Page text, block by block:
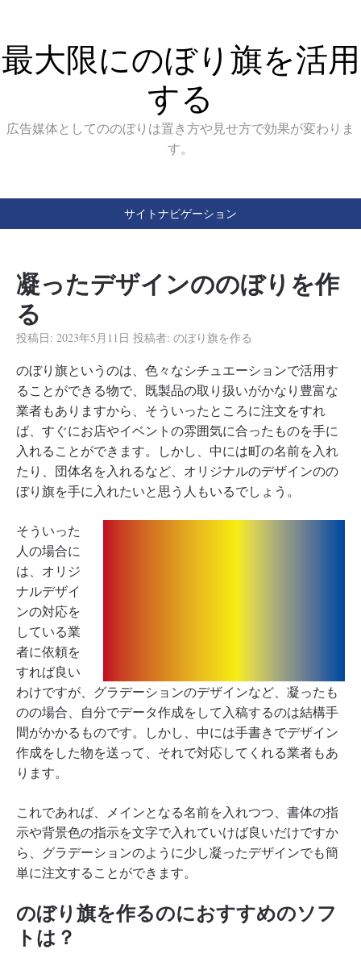
最大限にのぼり旗を活用
する
広告媒体としてののぼりは置き方や見せ方で効果が変わりま
す。
サイトナビゲーション
凝ったデザインののぼりを作
る
投稿日: 2023年5月11日 投稿者: のぼり旗を作る
のぼり旗というのは、色々なシチュエーションで活用す
ることができる物で、既製品の取り扱いがかなり豊富な
業者もありますから、そういったところに注文をすれ
ば、すぐにお店やイベントの雰囲気に合ったものを手に
入れることができます。しかし、中には町の名前を入れ
たり、団体名を入れるなど、オリジナルのデザインのの
ぼり旗を手に入れたいと思う人もいるでしょう。
そういった
人の場合に
は、オリジ
ナルデザイ
ンの対応を
している業
者に依頼を
すれば良い
わけですが、グラデーションのデザインなど、凝ったも
のの場合、自分でデータ作成をして入稿するのは結構手
間がかかるものです。しかし、中には手書きでデザイン
作成をした物を送って、それで対応してくれる業者もあ
ります。
これであれば、メインとなる名前を入れつつ、書体の指
示や背景色の指示を文字で入れていけば良いだけですか
ら、グラデーションのように少し凝ったデザインでも簡
単に注文することができます。
のぼり旗を作るのにおすすめのソフ
トは？